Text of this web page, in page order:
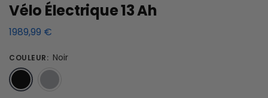
Vélo Électrique 13 Ah
1989,99 €
COULEUR: Noir